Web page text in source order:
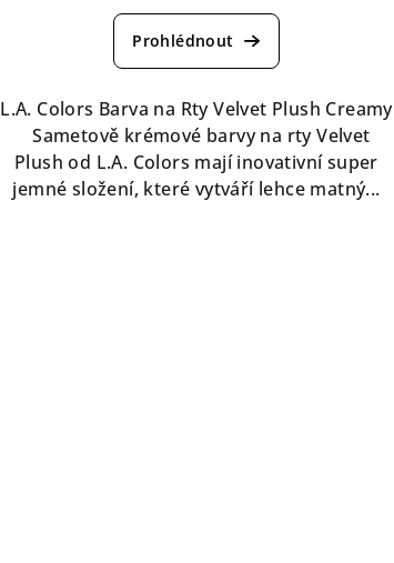
hodnocení
produktu
je
5,0
z
5
hvězdiček.
L.A. Colors Barva na Rty Velvet Plush Creamy
Sametově krémové barvy na rty Velvet
Plush od L.A. Colors mají inovativní super
jemné složení, které vytváří lehce matný...